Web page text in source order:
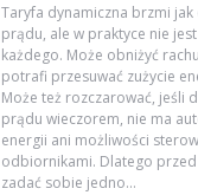
Taryfa dynamiczna brzmi
prądu, ale w praktyce nie
każdego. Może obniżyć
potrafi przesuwać zużycie
Może też rozczarować, jeśli
prądu wieczorem, nie ma
energii ani możliwości
odbiornikami. Dlatego
zadać sobie jedno...